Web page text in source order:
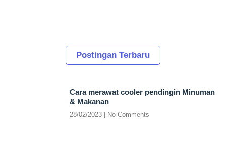
Postingan Terbaru
Cara merawat cooler pendingin Minuman
& Makanan
28/02/2023 No Comments